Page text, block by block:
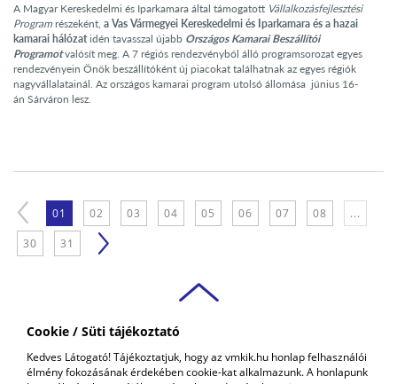
Cookie / Süti tájékoztató
Kedves Látogató! Tájékoztatjuk, hogy az vmkik.hu honlap felhasználói
élmény fokozásának érdekében cookie-kat alkalmazunk. A honlapunk
A Magyar Kereskedelmi és Iparkamara által támogatott Vállalkozásfejlesztési
Program részeként, a Vas Vármegyei Kereskedelmi és Iparkamara és a hazai
kamarai hálózatidén tavasszal újabb Országos Kamarai Beszállítói
Programotvalósít meg. A 7 régiós rendezvényből álló programsorozat egyes
rendezvényein Önök beszállítóként új piacokat találhatnak az egyes régiók
nagyvállalatainál. Az országos kamarai program utolsó állomása június 16-
án Sárváron lesz.
01 02 03 04 05 06 07 08 ...
30 31
KERESKEDELMI ÉS IPARKAMARA